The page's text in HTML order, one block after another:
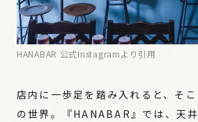
HANABAR 公式Instagramより引用
店内に一歩足を踏み入れると、そ
の世界。『HANABAR』では、天